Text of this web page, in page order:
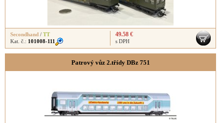
Secondhand / TT
Kat. č.: 101008-111
49.58 €
s DPH
Patrový vůz 2.třídy DBz 751